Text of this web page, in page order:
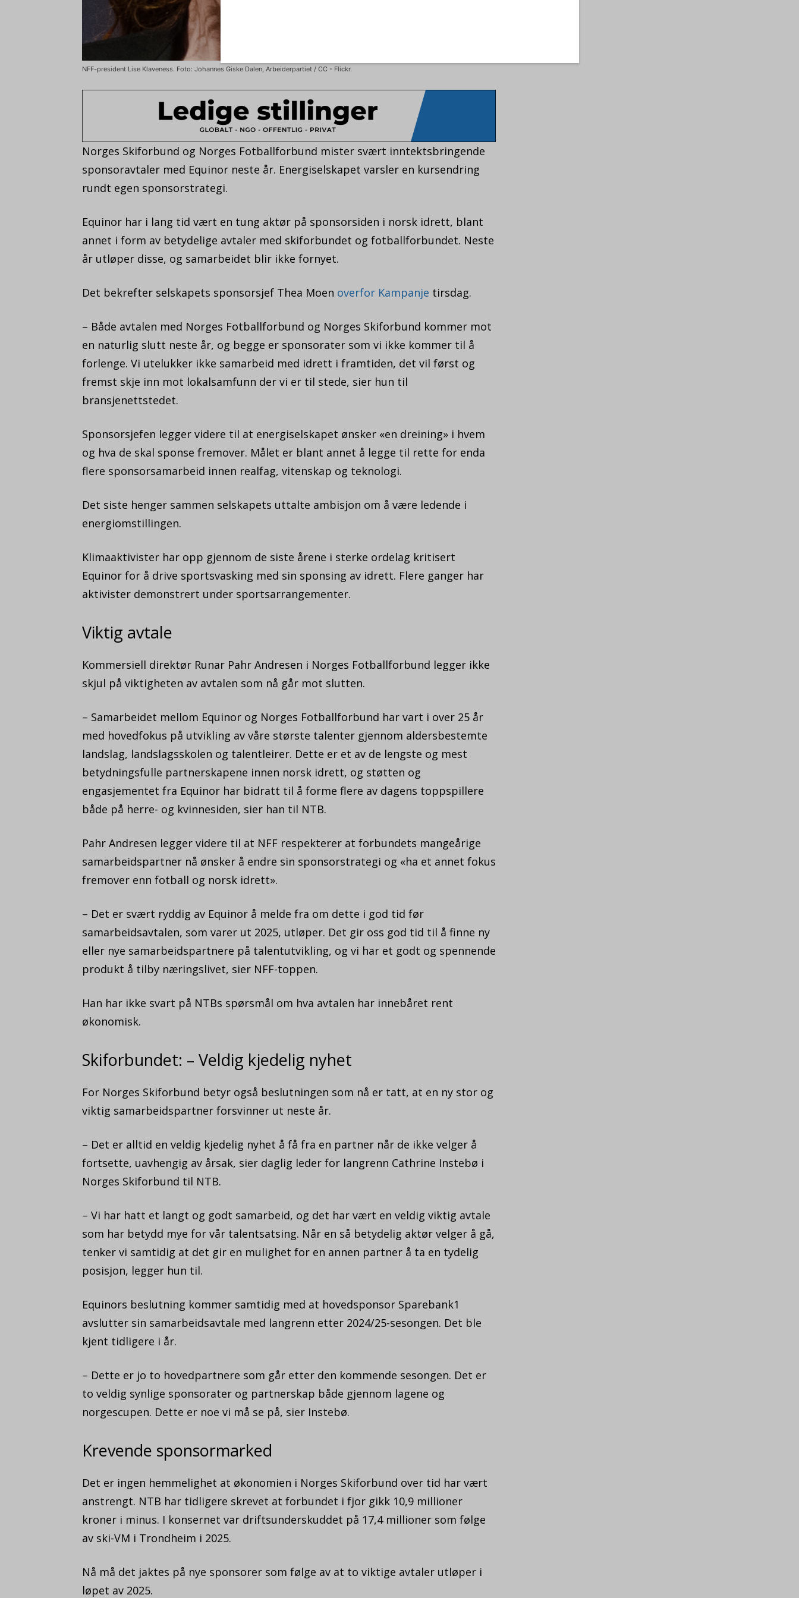
NFF-president Lise Klaveness. Foto: Johannes Giske Dalen, Arbeiderpartiet / CC - Flickr.
Norges Skiforbund og Norges Fotballforbund mister svært inntektsbringende
sponsoravtaler med Equinor neste år. Energiselskapet varsler en kursendring
rundt egen sponsorstrategi.
Equinor har i lang tid vært en tung aktør på sponsorsiden i norsk idrett, blant
annet i form av betydelige avtaler med skiforbundet og fotballforbundet. Neste
år utløper disse, og samarbeidet blir ikke fornyet.
Det bekrefter selskapets sponsorsjef Thea Moen overfor Kampanje tirsdag.
– Både avtalen med Norges Fotballforbund og Norges Skiforbund kommer mot
en naturlig slutt neste år, og begge er sponsorater som vi ikke kommer til å
forlenge. Vi utelukker ikke samarbeid med idrett i framtiden, det vil først og
fremst skje inn mot lokalsamfunn der vi er til stede, sier hun til
bransjenettstedet.
Sponsorsjefen legger videre til at energiselskapet ønsker «en dreining» i hvem
og hva de skal sponse fremover. Målet er blant annet å legge til rette for enda
flere sponsorsamarbeid innen realfag, vitenskap og teknologi.
Det siste henger sammen selskapets uttalte ambisjon om å være ledende i
energiomstillingen.
Klimaaktivister har opp gjennom de siste årene i sterke ordelag kritisert
Equinor for å drive sportsvasking med sin sponsing av idrett. Flere ganger har
aktivister demonstrert under sportsarrangementer.
Viktig avtale
Kommersiell direktør Runar Pahr Andresen i Norges Fotballforbund legger ikke
skjul på viktigheten av avtalen som nå går mot slutten.
– Samarbeidet mellom Equinor og Norges Fotballforbund har vart i over 25 år
med hovedfokus på utvikling av våre største talenter gjennom aldersbestemte
landslag, landslagsskolen og talentleirer. Dette er et av de lengste og mest
betydningsfulle partnerskapene innen norsk idrett, og støtten og
engasjementet fra Equinor har bidratt til å forme flere av dagens toppspillere
både på herre- og kvinnesiden, sier han til NTB.
Pahr Andresen legger videre til at NFF respekterer at forbundets mangeårige
samarbeidspartner nå ønsker å endre sin sponsorstrategi og «ha et annet fokus
fremover enn fotball og norsk idrett».
– Det er svært ryddig av Equinor å melde fra om dette i god tid før
samarbeidsavtalen, som varer ut 2025, utløper. Det gir oss god tid til å finne ny
eller nye samarbeidspartnere på talentutvikling, og vi har et godt og spennende
produkt å tilby næringslivet, sier NFF-toppen.
Han har ikke svart på NTBs spørsmål om hva avtalen har innebåret rent
økonomisk.
Skiforbundet: – Veldig kjedelig nyhet
For Norges Skiforbund betyr også beslutningen som nå er tatt, at en ny stor og
viktig samarbeidspartner forsvinner ut neste år.
– Det er alltid en veldig kjedelig nyhet å få fra en partner når de ikke velger å
fortsette, uavhengig av årsak, sier daglig leder for langrenn Cathrine Instebø i
Norges Skiforbund til NTB.
– Vi har hatt et langt og godt samarbeid, og det har vært en veldig viktig avtale
som har betydd mye for vår talentsatsing. Når en så betydelig aktør velger å gå,
tenker vi samtidig at det gir en mulighet for en annen partner å ta en tydelig
posisjon, legger hun til.
Equinors beslutning kommer samtidig med at hovedsponsor Sparebank1
avslutter sin samarbeidsavtale med langrenn etter 2024/25-sesongen. Det ble
kjent tidligere i år.
– Dette er jo to hovedpartnere som går etter den kommende sesongen. Det er
to veldig synlige sponsorater og partnerskap både gjennom lagene og
norgescupen. Dette er noe vi må se på, sier Instebø.
Krevende sponsormarked
Det er ingen hemmelighet at økonomien i Norges Skiforbund over tid har vært
anstrengt. NTB har tidligere skrevet at forbundet i fjor gikk 10,9 millioner
kroner i minus. I konsernet var driftsunderskuddet på 17,4 millioner som følge
av ski-VM i Trondheim i 2025.
Nå må det jaktes på nye sponsorer som følge av at to viktige avtaler utløper i
løpet av 2025.